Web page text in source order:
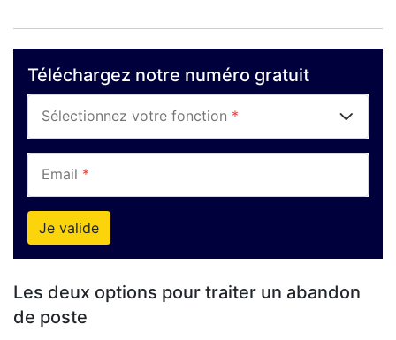
Les deux options pour traiter un abandon
de poste
Téléchargez notre numéro gratuit
Sélectionnez votre fonction *
Email *
Je valide